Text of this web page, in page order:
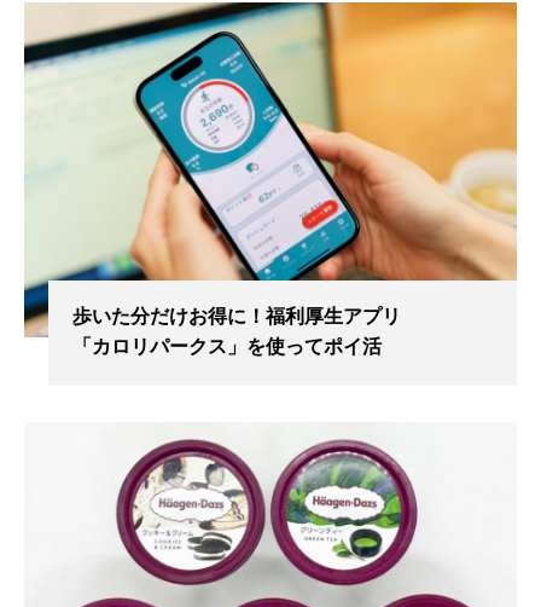
歩いた分だけお得に！福利厚生アプリ
「カロリパークス」を使ってポイ活